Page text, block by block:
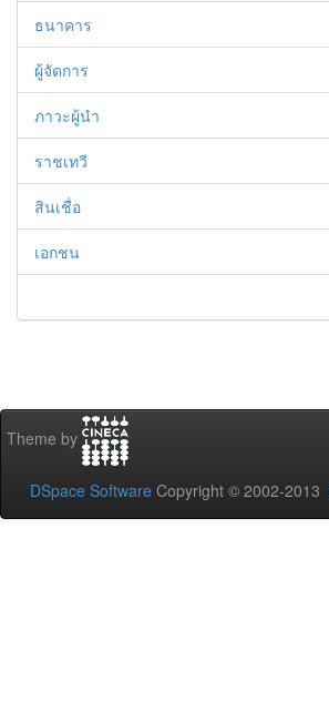
ธนาคาร
ผู้จัดการ
ภาวะผู้นำ
ราชเทวี
สินเชื่อ
เอกชน
Theme by
DSpace Software Copyright © 2002-2013